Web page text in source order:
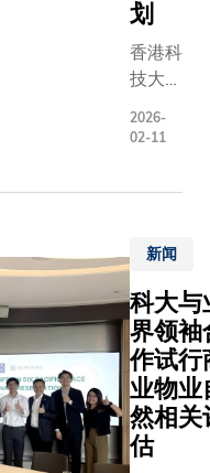
方面仍面
不少挑战
这些技术
颈令钙离
电池在与
用锂离子
仍显不足
挑战，由
物工程学
副教授金
燮教授带
的研究团
队，成功
发出基于
化还原活
赛，争夺
总冠军殊
荣。开幕
丹福大学
杜尔可持
示：「此
次活动不
仅是一场
比赛，更
旨在鼓励
学生以好
技术通常
表面过度
特定生物
物。尽管
靶向治疗
但其亦存
——无法
聚糖与正
组织中的
因此，众
聚糖的抗
均未能通
试验。许
织在生长
划
香港科
技大学
大）获
二千万
元，成
立首个
「旭日
慈善基
金—生
物医学
及生物
2026-
02-11
新闻
科大与
界领袖
作试行
业物业
然相关
估